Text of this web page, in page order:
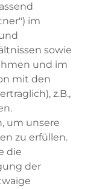
im
sowie
und im
mit den
z.B.,
um unsere
zu erfüllen.
die
der